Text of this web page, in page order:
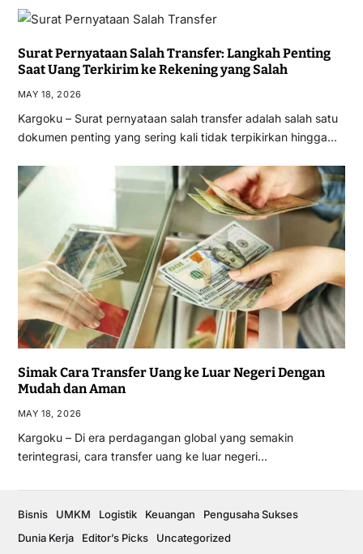
Surat Pernyataan Salah Transfer: Langkah Penting
Saat Uang Terkirim ke Rekening yang Salah
MAY 18, 2026
Kargoku – Surat pernyataan salah transfer adalah salah satu
dokumen penting yang sering kali tidak terpikirkan hingga…
Simak Cara Transfer Uang ke Luar Negeri Dengan
Mudah dan Aman
MAY 18, 2026
Kargoku – Di era perdagangan global yang semakin
terintegrasi, cara transfer uang ke luar negeri…
Bisnis UMKM Logistik Keuangan
Pengusaha Sukses
Dunia Kerja
Editor’s Picks Uncategorized